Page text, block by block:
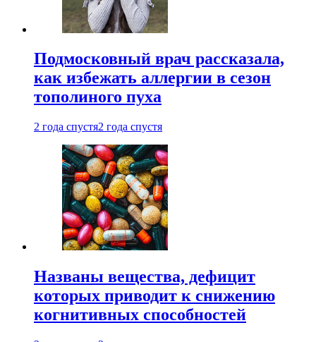
Подмосковный врач рассказала,
как избежать аллергии в сезон
тополиного пуха
2 года спустя2 года спустя
Названы вещества, дефицит
которых приводит к снижению
когнитивных способностей